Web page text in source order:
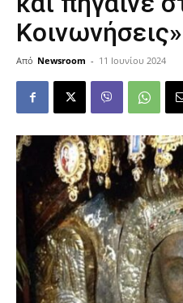
Κοινωνήσεις»
Από Newsroom - 11 Ιουνίου 2024